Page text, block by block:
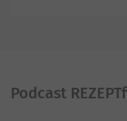
Podcast